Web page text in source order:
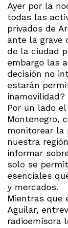
Ayer por la
todas las
privados de
ante la grave
de la ciudad
embargo las
decisión no
estarán
inamovilidad?
Por un lado
Montenegro,
monitorear la
nuestra
informar
solo se
esenciales
y mercados.
Mientras que
Aguilar,
radioemisora